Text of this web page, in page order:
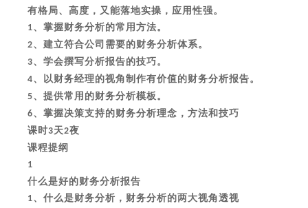
有格局、高度，又能落地实操，应用性强。
1、掌握财务分析的常用方法。
2、建立符合公司需要的财务分析体系。
3、学会撰写分析报告的技巧。
4、以财务经理的视角制作有价值的财务分析报告。
5、提供常用的财务分析模板。
6、掌握决策支持的财务分析理念，方法和技巧
课时3天2夜
课程提纲
1
什么是好的财务分析报告
1、什么是财务分析，财务分析的两大视角透视